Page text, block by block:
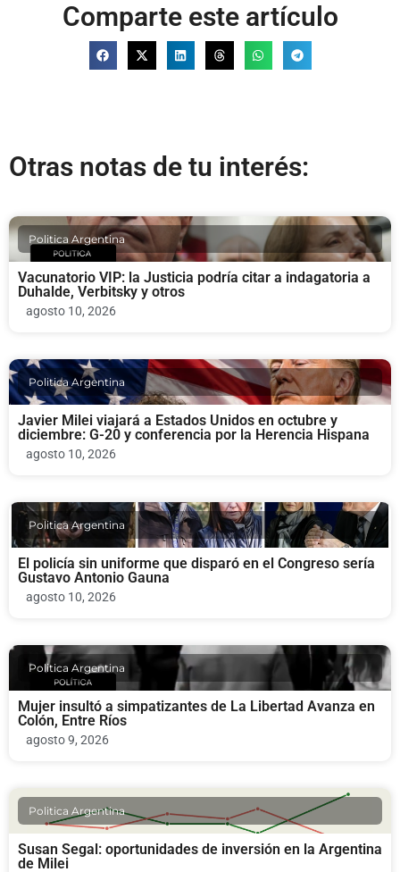
Comparte este artículo
Otras notas de tu interés:
Politica Argentina
Vacunatorio VIP: la Justicia podría citar a indagatoria a
Duhalde, Verbitsky y otros
agosto 10, 2026
Politica Argentina
Javier Milei viajará a Estados Unidos en octubre y
diciembre: G-20 y conferencia por la Herencia Hispana
agosto 10, 2026
Politica Argentina
El policía sin uniforme que disparó en el Congreso sería
Gustavo Antonio Gauna
agosto 10, 2026
Politica Argentina
Mujer insultó a simpatizantes de La Libertad Avanza en
Colón, Entre Ríos
agosto 9, 2026
Politica Argentina
Susan Segal: oportunidades de inversión en la Argentina
de Milei